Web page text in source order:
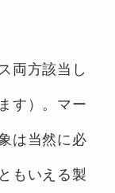
両方該当し
す）。マー
は当然に必
もいえる製